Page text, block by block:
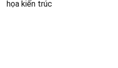
họa kiến trúc